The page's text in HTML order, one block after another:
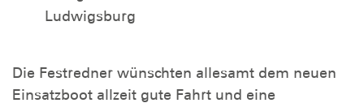
Ludwigsburg
Die Festredner wünschten allesamt dem neuen
Einsatzboot allzeit gute Fahrt und eine